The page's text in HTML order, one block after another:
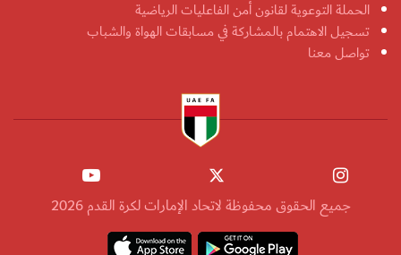
الحملة التوعوية لقانون أمن الفاعليات الرياضية
تسجيل الاهتمام بالمشاركة في مسابقات الهواة والشباب
تواصل معنا
جميع الحقوق محفوظة لاتحاد الإمارات لكرة القدم 2026